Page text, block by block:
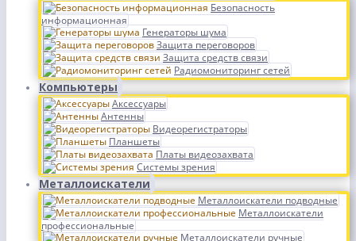
Безопасность
информационная
Генераторы шума
Защита переговоров
Защита средств связи
Радиомониторинг сетей
Компьютеры
Аксессуары
Антенны
Видеорегистраторы
Планшеты
Платы видеозахвата
Системы зрения
Металлоискатели
Металлоискатели подводные
Металлоискатели
профессиональные
Металлоискатели ручные